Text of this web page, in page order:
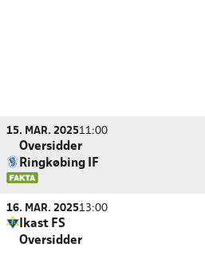
15. MAR. 202511:00
Oversidder
Ringkøbing IF
16. MAR. 202513:00
Ikast FS
Oversidder